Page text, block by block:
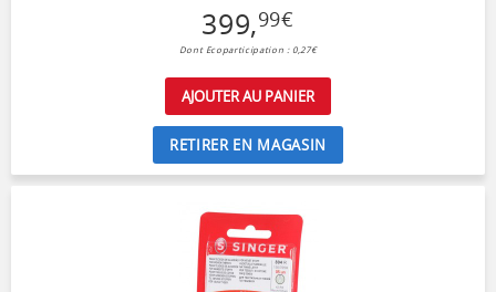
399,99€
Dont Ecoparticipation : 0,27€
AJOUTER AU PANIER
RETIRER EN MAGASIN